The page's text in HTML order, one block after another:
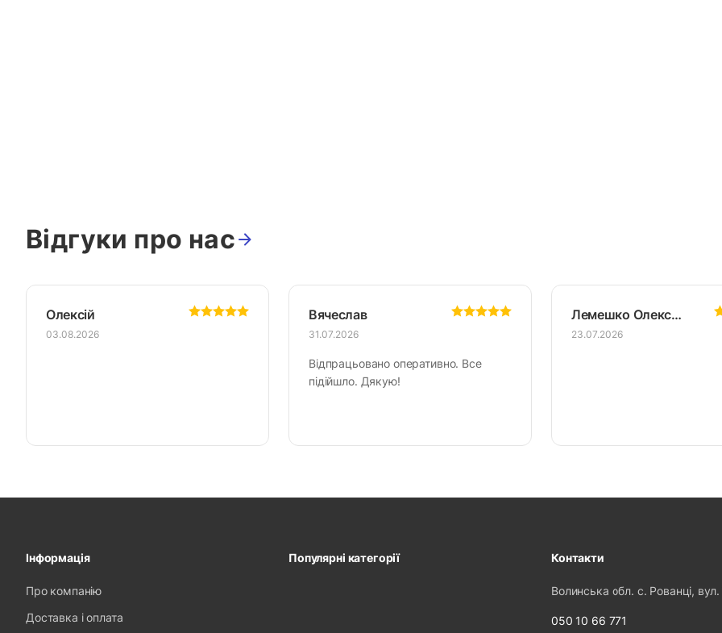
Відгуки про нас
Олексій
03.08.2026
Вячеслав
31.07.2026
Відпрацьовано оперативно. Все
підійшло. Дякую!
Лемешко Олександр
23.07.2026
Інформація
Про компанію
Доставка і оплата
Популярні категорії Контакти
Волинська обл. с. Рованці,
050 10 66 771